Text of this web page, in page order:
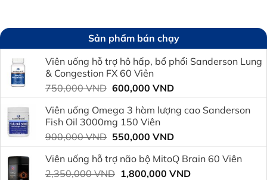
Sản phẩm bán chạy
Viên uống hỗ trợ hô hấp, bổ phổi Sanderson Lung
& Congestion FX 60 Viên
750,000VND Giá
là:
750,000 VND.
600,000 VNDGiá
tại
600,000 VND.
Viên uống Omega 3 hàm lượng cao Sanderson
Fish Oil 3000mg 150 Viên
900,000VND Giá
là:
900,000 VND.
550,000 VNDGiá
tại
là:
Viên uống hỗ trợ não bộ MitoQ Brain 60 Viên
2,350,000VND Giá
1,800,000 VNDGiá